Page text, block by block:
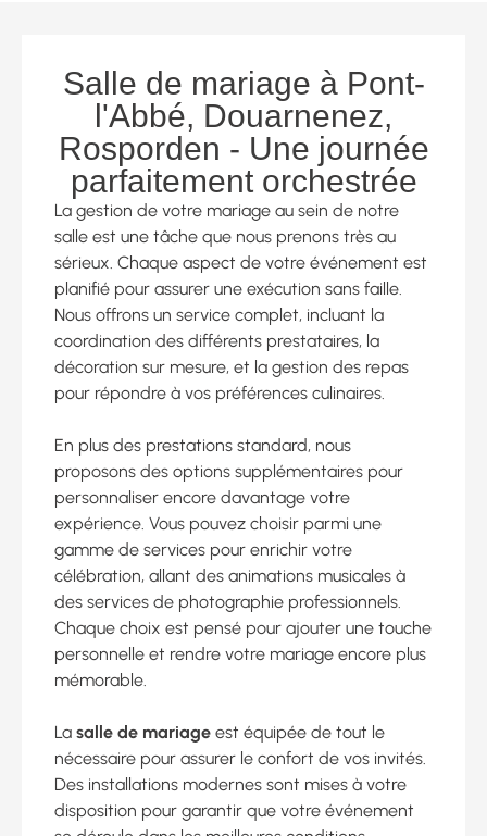
Salle de mariage à Pont-
l'Abbé, Douarnenez,
Rosporden - Une journée
parfaitement orchestrée
La gestion de votre mariage au sein de notre
salle est une tâche que nous prenons très au
sérieux. Chaque aspect de votre événement est
planifié pour assurer une exécution sans faille.
Nous offrons un service complet, incluant la
coordination des différents prestataires, la
décoration sur mesure, et la gestion des repas
pour répondre à vos préférences culinaires.
En plus des prestations standard, nous
proposons des options supplémentaires pour
personnaliser encore davantage votre
expérience. Vous pouvez choisir parmi une
gamme de services pour enrichir votre
célébration, allant des animations musicales à
des services de photographie professionnels.
Chaque choix est pensé pour ajouter une touche
personnelle et rendre votre mariage encore plus
mémorable.
La salle de mariage est équipée de tout le
nécessaire pour assurer le confort de vos invités.
Des installations modernes sont mises à votre
disposition pour garantir que votre événement